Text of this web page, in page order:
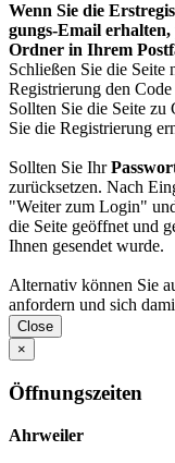
Wenn Sie die
gungs-Email
Ordner in Ihrem
Schließen Sie die Seite
Registrierung den
Sollten Sie die Seite zu
Sie die Registrierung
Sollten Sie Ihr
zurück­setzen. Nach
"Weiter zum Login"
die Seite geöffnet und
Ihnen gesendet wurde.
Alternativ können Sie
anfordern und sich
Close
×
Öffnungszeiten
Ahrweiler